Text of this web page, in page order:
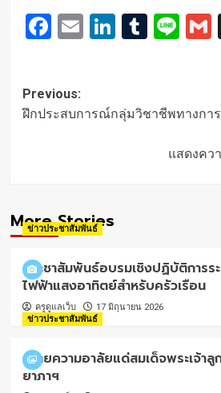
Facebook
Email
LinkedIn
Post
navigation
Previous:
ฝึกประสบการณ์กลุ่มวิชาชีพทางกา
แสดงคว
More Stories
ข่าวประชาสัมพันธ์
ประชาสัมพันธ์อบรมเชิงปฏิบัติการ
ไฟฟ้าแสงอาทิตย์สำหรับครัวเรือน
ครูดูแลเว็บ
17 มิถุนายน 2026
ข่าวประชาสัมพันธ์
ถวายความอาลัยแด่สมเด็จพระเจ้า
ยาภาฯ